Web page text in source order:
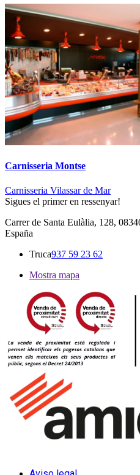
Carnisseria Montse
Carnisseria Vilassar de Mar
Sigues el primer en ressenyar!
Carrer de Santa Eulàlia, 128,
España
Truca937 59 23 62
Mostra mapa